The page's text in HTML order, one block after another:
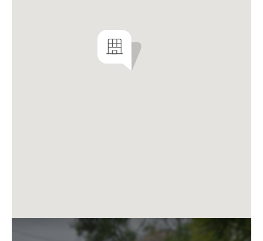
PB y U$27.000 cubierta en ss). Bauleras optativas
Edificio APTO PROF. No apto crédito.
radiante eléctrica, con regulación de temperatura por